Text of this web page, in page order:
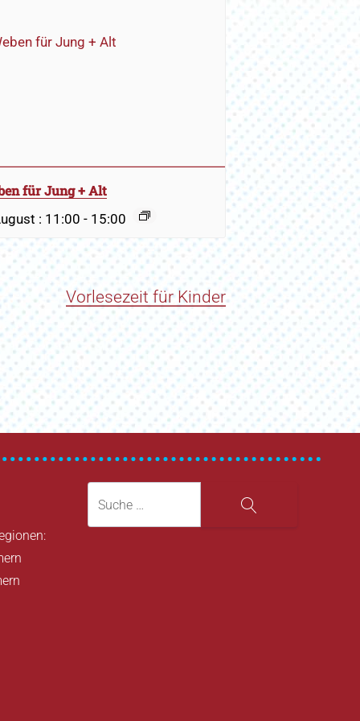
für Jung + Alt
: 11:00 - 15:00
Vorlesezeit für Kinder
Suche
Suche